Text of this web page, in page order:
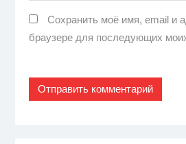
Сохранить моё имя, email и
браузере для последующих